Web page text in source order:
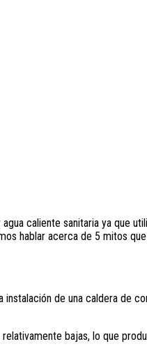
caliente sanitaria ya que
hablar acerca de 5 mitos
de una caldera de
bajas, lo que